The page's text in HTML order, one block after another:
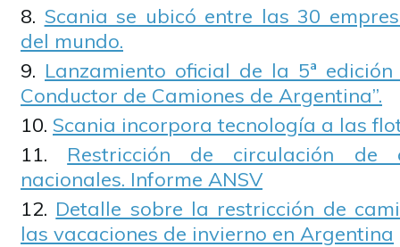
Scania se ubicó entre las 30
del mundo.
Lanzamiento oficial de la 5ª
Conductor de Camiones de Argentina”.
Scania incorpora tecnología a las
Restricción de circulación de
nacionales. Informe ANSV
Detalle sobre la restricción de
las vacaciones de invierno en Argentina